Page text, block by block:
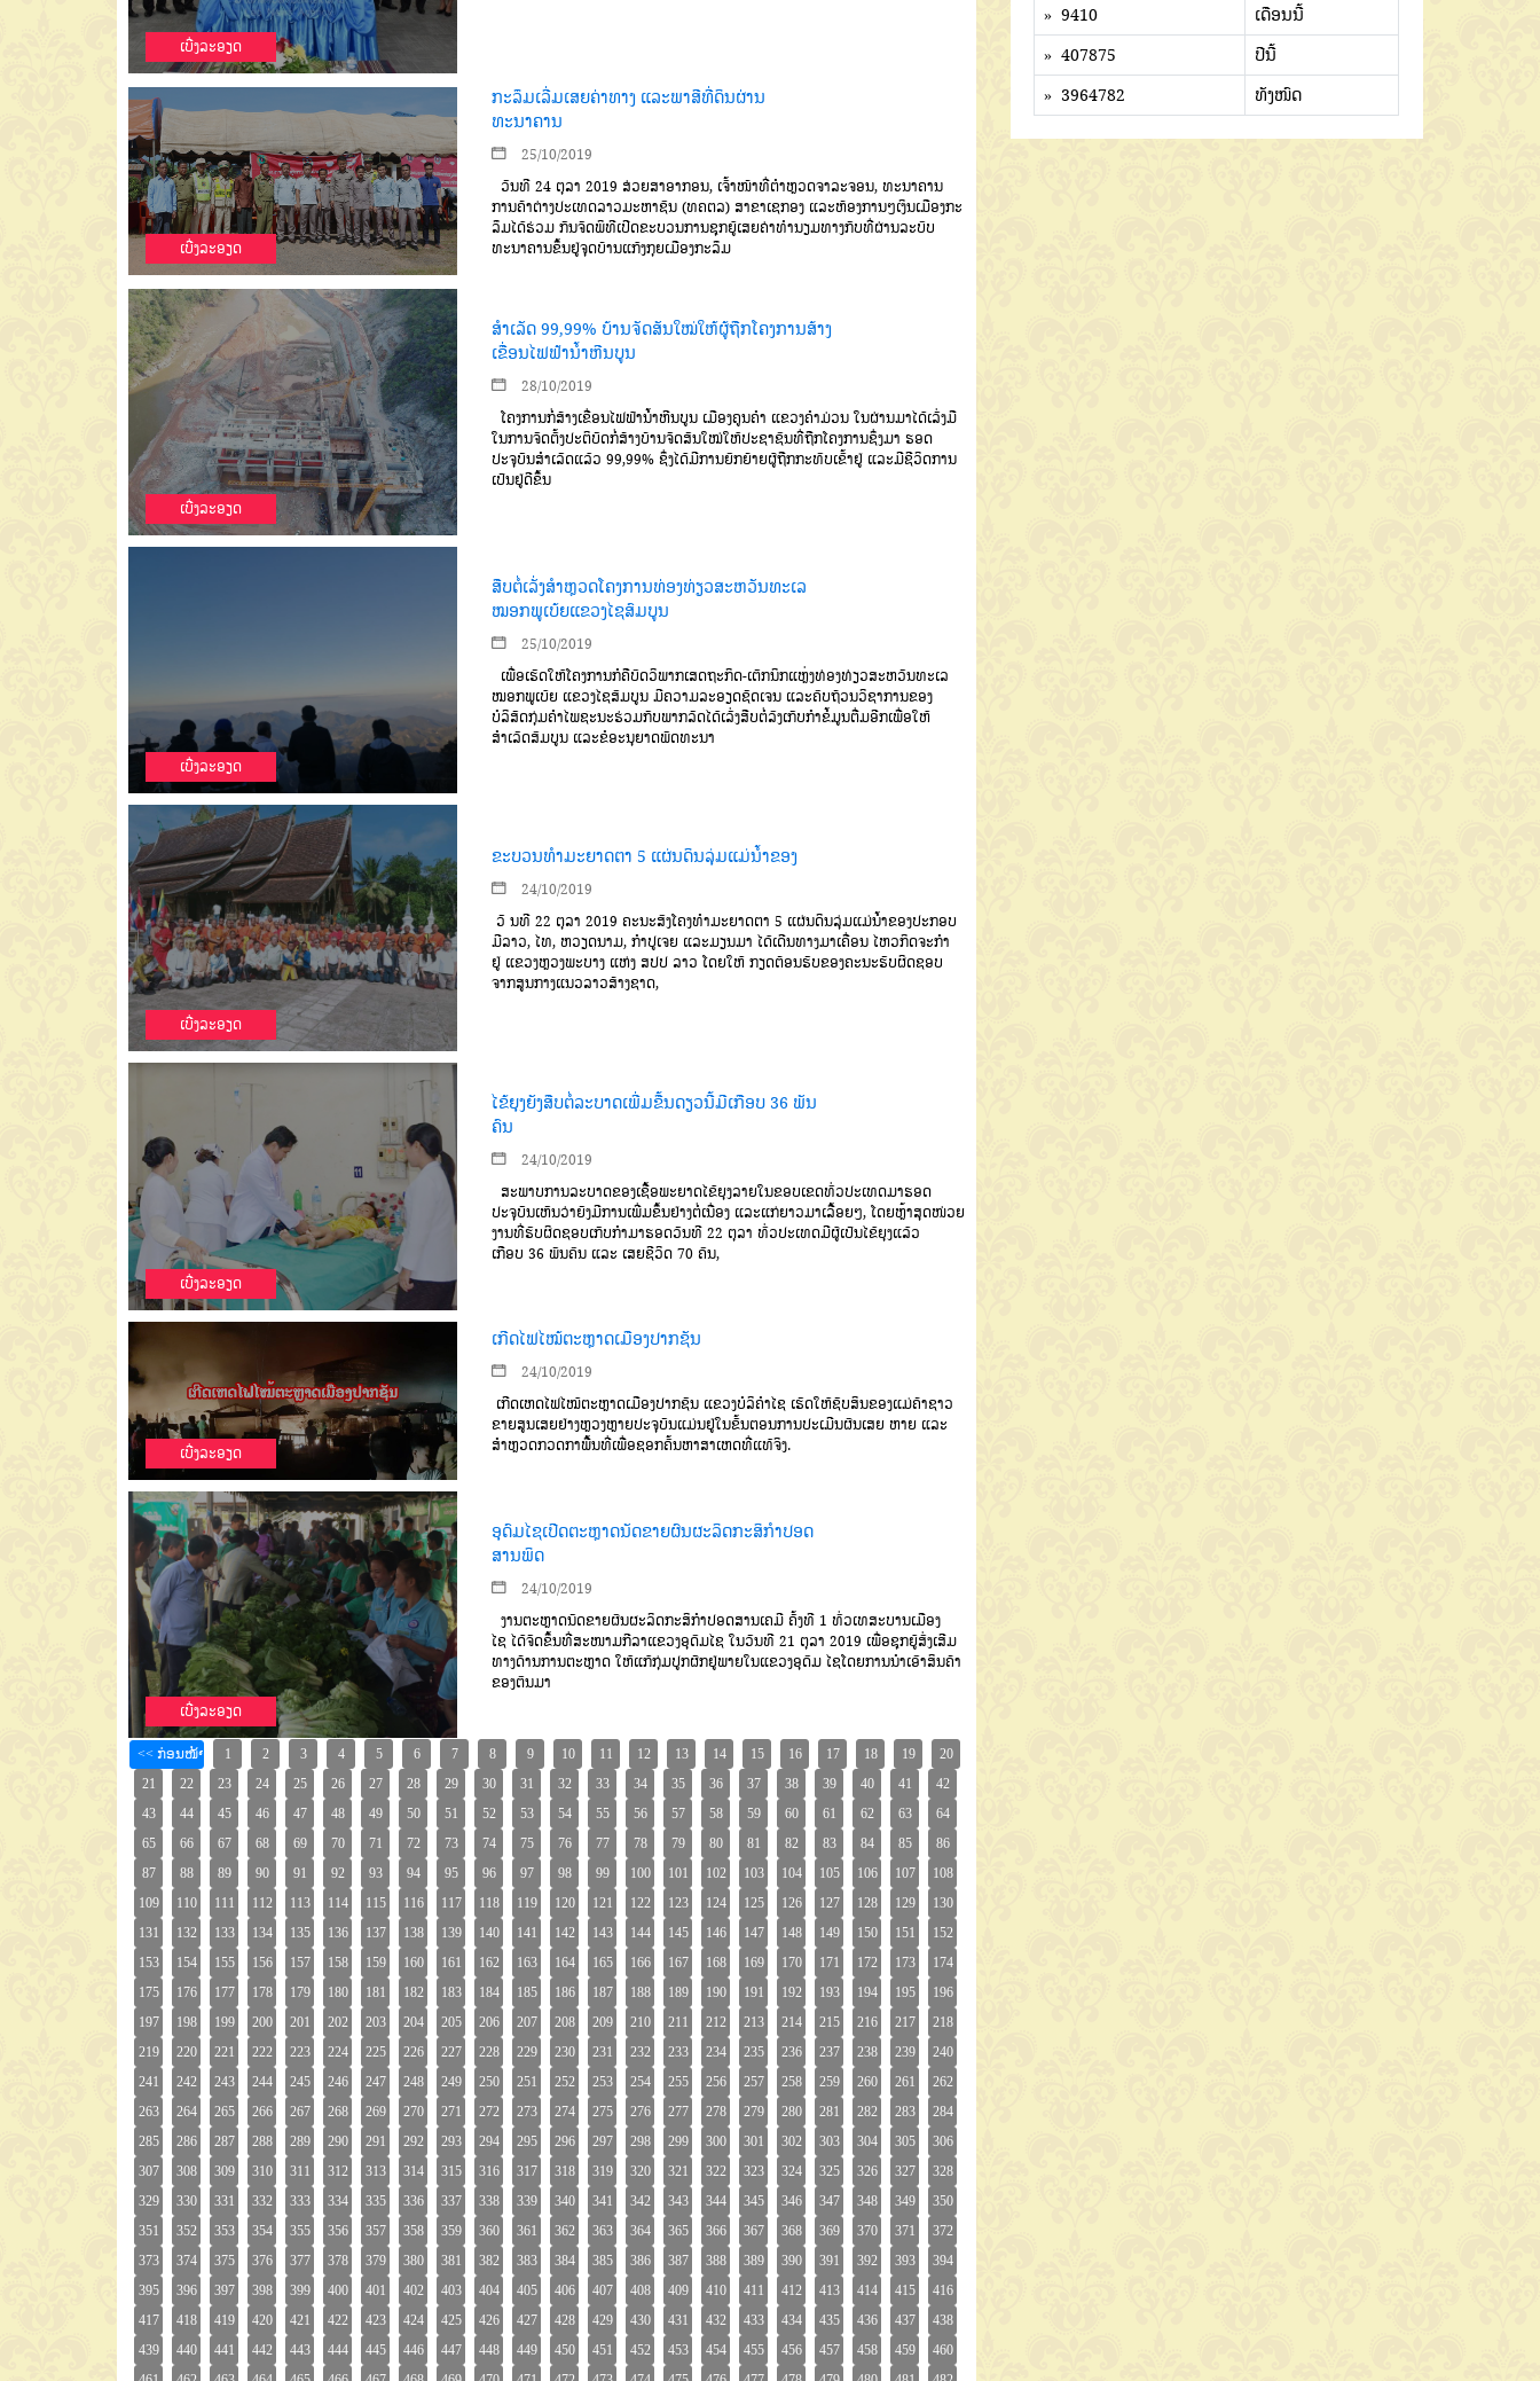
ເບີ່ງລະອຽດ
ເບີ່ງລະອຽດ
ກະລຶມເລີ່ມເສຍຄ່າທາງ ແລະພາສີທີ່ດິນຜ່ານ
ທະນາຄານ
25/10/2019
ວັນທີ24 ຕຸລາ 2019 ສ່ວຍສາອາກອນ, ເຈົ້າໜ້າທີ່ຕໍາຫຼວດຈາລະຈອນ, ທະນາຄານ
ການຄ້າຕ່າງປະເທດລາວມະຫາຊົນ(ທຄຕລ) ສາຂາເຊກອງ ແລະຫ້ອງການໆເງິນເມືອງກະ
ລຶມໄດ້ຮ່ວມ ກັນຈັດພິທີເປີດຂະບວນການຊຸກຍູ້ເສຍຄ່າທໍານຽມທາງກັບທີ່ຜ່ານລະບົບ
ທະນາຄານຂຶ້ນຢູ່ຈຸດບ້ານແກ້ງກຸຍເມືອງກະລຶມ
ເບີ່ງລະອຽດ
ສຳເລັດ 99,99% ບ້ານຈັດສັນໃໝ່ໃຫ້ຜູ້ຖືກໂຄງການສ້າງ
ເຂື່ອນໄຟຟ້ານໍ້າຫີນບູນ
28/10/2019
ໂຄງການກໍ່ສ້າງເຂື່ອນໄຟຟ້ານໍ້າຫີນບູນ ເມືອງຄູນຄຳ ແຂວງຄຳມ່ວນ ໃນຜ່ານມາໄດ້ເລັ່ງມື
ໃນການຈັດຕັ້ງປະຕິບັດກໍ່ສ້າງບ້ານຈັດສັນໃໝ່ໃຫ້ປະຊາຊົນທີ່ຖືກໂຄງການຊຶ່ງມາ ຮອດ
ປະຈຸບັນສຳເລັດແລ້ວ 99,99% ຊຶ່ງໄດ້ມີການຍົກຍ້າຍຜູ້ຖືກກະທົບເຂົ້າຢູ່ ແລະມີຊີວິດການ
ເປັນຢູ່ດີຂຶ້ນ
ເບີ່ງລະອຽດ
ສືບຕໍ່ເລັ່ງສຳຫຼວດໂຄງການທ່ອງທ່ຽວສະຫວັນທະເລ
ໝອກພູເບ້ຍແຂວງໄຊສົມບູນ
25/10/2019
ເພື່ອເຮັດໃຫ້ໂຄງການກໍຄືບົດວິພາກເສດຖະກິດ-ເຕັກນິກແຫຼ່ງທ່ອງທ່ຽວສະຫວັນທະເລ
ໝອກພູເບ້ຍ ແຂວງໄຊສົມບູນ ມີຄວາມລະອຽດຊັດເຈນແລະຄົບຖ້ວນວິຊາການຂອງ
ບໍລິສັດກຸ່ມຄຳໄພຊະນະຮ່ວມກັບພາກລັດໄດ້ເລັ່ງສືບຕໍ່ລົງເກັບກຳຂໍ້ມູນຕື່ມອີກເພື່ອໃຫ້
ສຳເລັດສົມບູນ ແລະຂໍອະນຸຍາດພັດທະນາ
ເບີ່ງລະອຽດ
ຂະບວນທຳມະຍາດຕາ 5 ແຜ່ນດິນລຸ່ມແມ່ນໍ້າຂອງ
24/10/2019
ວັ ນທີ22 ຕຸລາ 2019 ຄະນະສົງໂຄງທຳມະຍາດຕາ 5 ແຜ່ນດິນລຸ່ມແມ່ນໍ້າຂອງປະກອບ
ມີລາວ, ໄທ, ຫວຽດນາມ, ກຳປູເຈຍ ແລະມຽນມາ ໄດ້ເດີນທາງມາເຄື່ອນ ໄຫວກິດຈະກຳ
ຢູ່ ແຂວງຫຼວງພະບາງ ແຫ່ງ ສປປ ລາວ ໂດຍໃຫ້ ກຽດຕ້ອນຮັບຂອງຄະນະຮັບຜິດຊອບ
ຈາກສູນກາງແນວລາວສ້າງຊາດ,
ເບີ່ງລະອຽດ
ໄຂ້ຍຸງຍັງສືບຕໍ່ລະບາດເພີ່ມຂື້ນດຽວນີ້ມີເກືອບ 36 ພັນ
ຄົນ
24/10/2019
ສະພາບການລະບາດຂອງເຊື້ອພະຍາດໄຂ້ຍຸງລາຍໃນຂອບເຂດທົ່ວປະເທດມາຮອດ
ປະຈຸບັນເຫັນວ່າຍັງມີການເພີ່ມຂຶ້ນຢ່າງຕໍ່ເນື່ອງ ແລະແກ່ຍາວມາເລື້ອຍໆ, ໂດຍຫຼ້າສຸດໜ່ວຍ
ງານທີ່ຮັບຜິດຊອບເກັບກຳມາຮອດວັນທີ22 ຕຸລາ ທົ່ວປະເທດມີຜູ້ເປັນໄຂ້ຍຸງແລ້ວ
ເກືອບ 36 ພັນຄົນ ແລະ ເສຍຊີວິດ70 ຄົນ,
ເບີ່ງລະອຽດ
ເກີດໄຟໄໝ້ຕະຫຼາດເມືອງປາກຊັນ
24/10/2019
ເກີດເຫດໄຟໄໝ້ຕະຫຼາດເມືອງປາກຊັນ ແຂວງບໍລິຄຳໄຊ ເຮັດໃຫ້ຊັບສິນຂອງແມ່ຄ້າຊາວ
ຂາຍສູນເສຍຢ່າງຫຼວງຫຼາຍປະຈຸບັນແມ່ນຢູ່ໃນຂັ້ນຕອນການປະເມີນຜົນເສຍ ຫາຍ ແລະ
ສຳຫຼວດກວດກາພື້ນທີ່ເພື່ອຊອກຄົ້ນຫາສາເຫດທີ່ແທ້ຈິງ.
ເບີ່ງລະອຽດ
ອຸດົມໄຊເປີດຕະຫຼາດນັດຂາຍຜົນຜະລິດກະສິກຳປອດ
ສານພິດ
24/10/2019
ງານຕະຫຼາດນັດຂາຍຜົນຜະລິດກະສິກຳປອດສານເຄມີ ຄັ້ງທີ1 ທົ່ວເທສະບານເມືອງ
ໄຊ ໄດ້ຈັດຂຶ້ນທີ່ສະໜາມກີລາແຂວງອຸດົມໄຊ ໃນວັນທີ21 ຕຸລາ 2019 ເພື່ອຊຸກຍູ້ສົ່ງເສີມ
ທາງດ້ານການຕະຫຼາດ ໃຫ້ແກ້ກຸ່ມປູກຜັກຢູ່ພາຍໃນແຂວງອຸດົມ ໄຊໂດຍການນຳເອົາສິນຄ້າ
ຂອງຕົນມາ
» 9410
ເດືອນນີ້
» 407875
ປີນີ້
» 3964782
ທັງໜົດ